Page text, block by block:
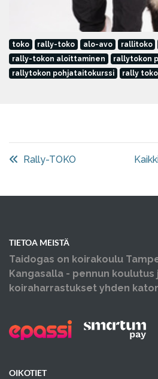
toko rally-toko alo-avo rallitoko
rally-tokon aloittaminen
rallytokon
rallytokon pohjataitokurssi
rally
Rally-TOKO
TIETOA MEISTÄ
Taidogas on koirakoulu
Kangasalla - pennun koulutus
koiraharrastukset yhden
OIKOTIET